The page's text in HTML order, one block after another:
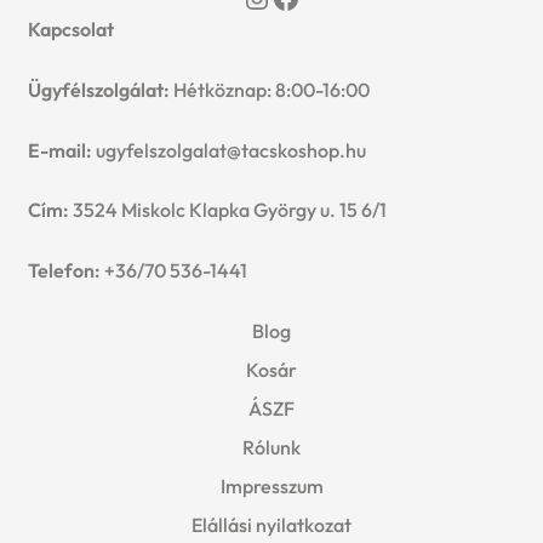
Kapcsolat
Ügyfélszolgálat: Hétköznap: 8:00-16:00
E-mail: ugyfelszolgalat@tacskoshop.hu
Cím: 3524 Miskolc Klapka György u. 15 6/1
Telefon: +36/70 536-1441
Blog
Kosár
ÁSZF
Rólunk
Impresszum
Elállási nyilatkozat